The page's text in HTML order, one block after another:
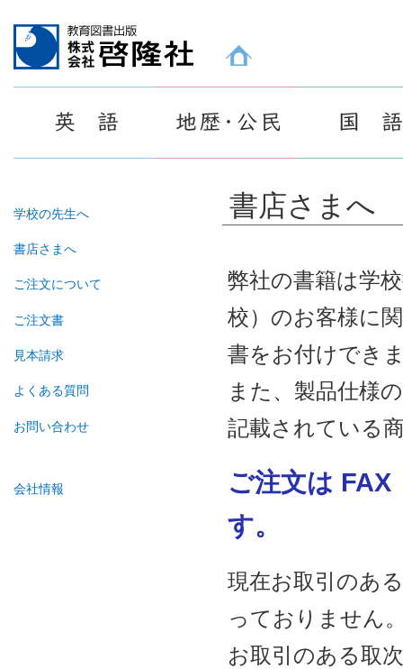
書店さまへ
弊社の書籍は学
校）のお客様に
書をお付けでき
また、製品仕様
記載されている
ご注文は FAX
す。
現在お取引のあ
っておりません
お取引のある取
学校の先生へ
書店さまへ
ご注文について
ご注文書
見本請求
よくある質問
お問い合わせ
会社情報